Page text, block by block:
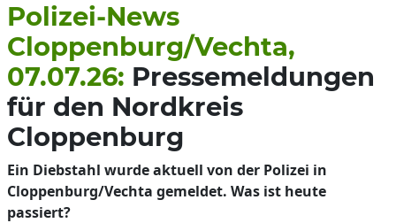
Polizei-News
Cloppenburg/Vechta,
07.07.26: Pressemeldungen
für den Nordkreis
Cloppenburg
Ein Diebstahl wurde aktuell von der Polizei in
Cloppenburg/Vechta gemeldet. Was ist heute
passiert?